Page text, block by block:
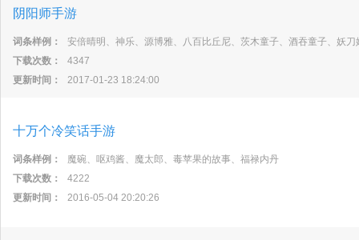
阴阳师手游
词条样例：
安倍晴明、神乐、源博雅、八百比丘尼、茨木童子、酒吞童子、妖
下载次数：
4347
更新时间：
2017-01-23 18:24:00
十万个冷笑话手游
词条样例：
魔碗、呕鸡酱、魔太郎、毒苹果的故事、福禄内丹
下载次数：
4222
更新时间：
2016-05-04 20:20:26